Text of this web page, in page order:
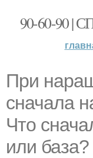
90-60-90
При
сначала
Что
или база?